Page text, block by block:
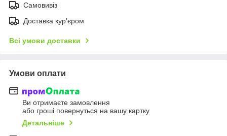
Самовивіз
Доставка кур'єром
Всі умови доставки
Умови оплати
Ви отримаєте замовлення
або гроші повернуться на вашу картку
Детальніше